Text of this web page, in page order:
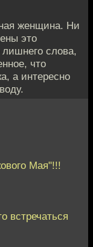
женщина. Ни
это
слова,
что
а интересно
Мая"!!!
встречаться